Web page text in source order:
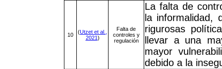
10 (Utzet et al.,
2021)
Falta de
controles y
regulación
La falta de
la informalidad,
rigurosas
llevar a una
mayor
debido a la